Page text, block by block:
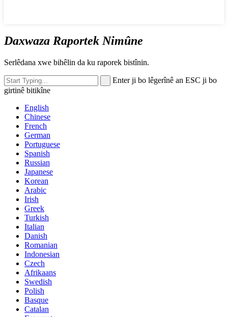
Daxwaza Raportek Nimûne
Serlêdana xwe bihêlin da ku raporek bistînin.
Enter ji bo lêgerînê an ESC ji bo
girtinê bitikîne
English
Chinese
French
German
Portuguese
Spanish
Russian
Japanese
Korean
Arabic
Irish
Greek
Turkish
Italian
Danish
Romanian
Indonesian
Czech
Afrikaans
Swedish
Polish
Basque
Catalan